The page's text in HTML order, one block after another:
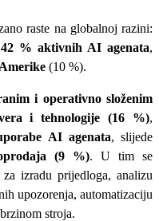
raste na globalnoj razini:
% aktivnih AI agenata,
Amerike (10 %).
i operativno složenim
i tehnologije (16 %),
AI agenata, slijede
(9 %). U tim se
izradu prijedloga, analizu
upozorenja, automatizaciju
stroja.